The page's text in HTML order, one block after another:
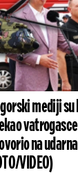
mediji
na
VIDEO)